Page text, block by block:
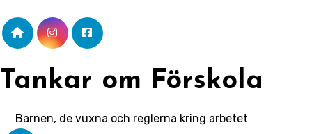
Tankar om Förskola
Barnen, de vuxna och reglerna kring arbetet